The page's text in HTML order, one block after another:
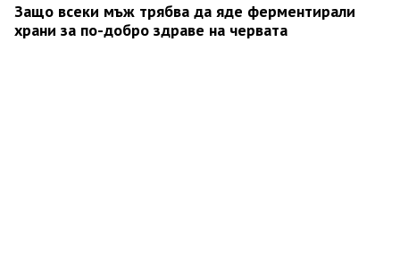
Защо всеки мъж трябва да яде ферментирали
храни за по-добро здраве на червата